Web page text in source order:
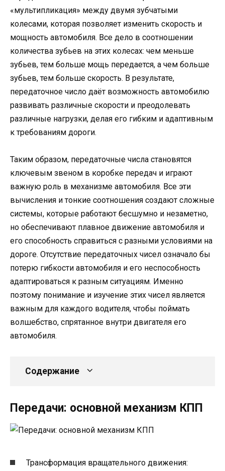
«мультипликация» между двумя зубчатыми
колесами, которая позволяет изменить скорость и
мощность автомобиля. Все дело в соотношении
количества зубьев на этих колесах: чем меньше
зубьев, тем больше мощь передается, а чем больше
зубьев, тем больше скорость. В результате,
передаточное число даёт возможность автомобилю
развивать различные скорости и преодолевать
различные нагрузки, делая его гибким и адаптивным
к требованиям дороги.
Таким образом, передаточные числа становятся
ключевым звеном в коробке передач и играют
важную роль в механизме автомобиля. Все эти
вычисления и тонкие соотношения создают сложные
системы, которые работают бесшумно и незаметно,
но обеспечивают плавное движение автомобиля и
его способность справиться с разными условиями на
дороге. Отсутствие передаточных чисел означало бы
потерю гибкости автомобиля и его неспособность
адаптироваться к разным ситуациям. Именно
поэтому понимание и изучение этих чисел является
важным для каждого водителя, чтобы поймать
волшебство, спрятанное внутри двигателя его
автомобиля.
Содержание
Передачи: основной механизм КПП
Трансформация вращательного движения: